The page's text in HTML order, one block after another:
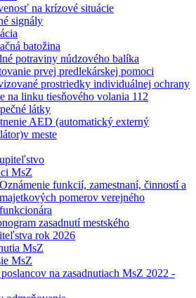
na krízové situácie
signály
batožina
potraviny núdzového balíka
prvej predlekárskej pomoci
prostriedky individuálnej ochrany
na linku tiesňového volania 112
látky
AED (automatický externý
meste
MsZ
Oznámenie funkcií, zamestnaní, činností a
majetkových pomerov verejného
funkcionára
zasadnutí mestského
rok 2026
MsZ
MsZ
na zasadnutiach MsZ 2022 -